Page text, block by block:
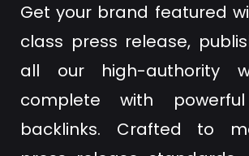
Get your brand featured
class press release,
all our high-authority
complete with
backlinks. Crafted to